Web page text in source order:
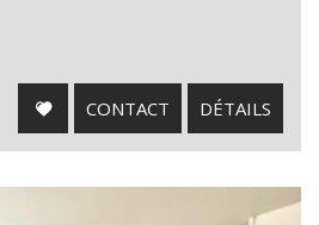
CONTACT DÉTAILS